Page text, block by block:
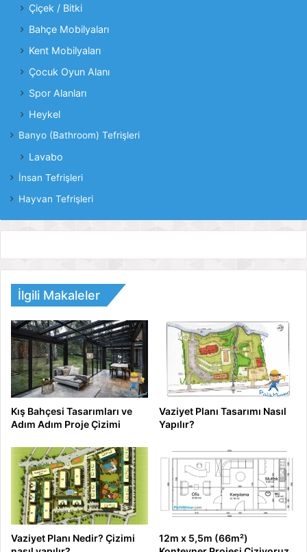
Çiçek / Bitki
Bahçe Mobilyaları
Kent Mobilyaları
Çocuk Oyun Alanı
Spor Alanları
Heykel
Banyo (Bathroom) Tefrişleri
Lavabo
İnsan Tefrişleri
Hayvan Tefrişleri
İlgili Makaleler
Kış Bahçesi Tasarımları ve
Adım Adım Proje Çizimi
Vaziyet Planı Tasarımı Nasıl
Yapılır?
Vaziyet Planı Nedir? Çizimi
12m x 5,5m (66m²)